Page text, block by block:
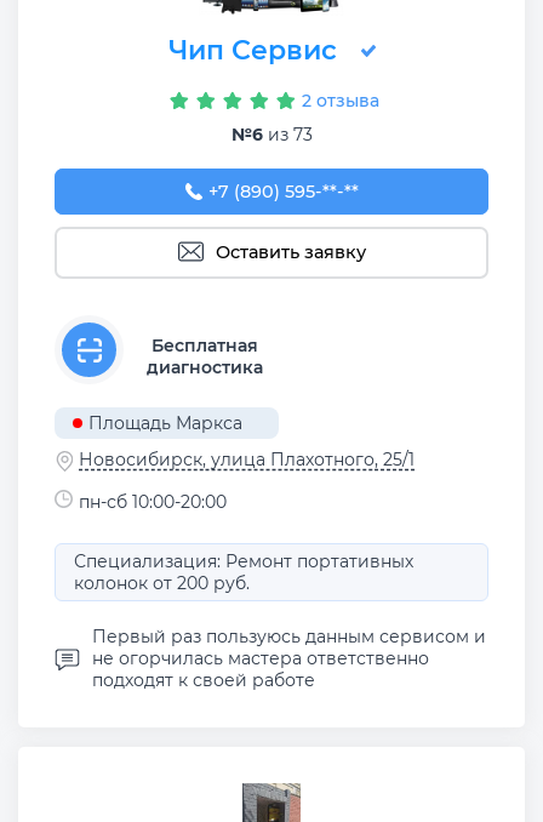
Чип Сервис
2 отзыва
№6из 73
+7 (890) 595-98-88
+7 (890) 595-**-**
Оставить заявку
Бесплатная
диагностика
Площадь Маркса
Новосибирск, улица Плахотного, 25/1
пн-сб 10:00-20:00
Специализация: Ремонт портативных
колонок от 200 руб.
Первый раз пользуюсь данным сервисом и
не огорчилась мастера ответственно
подходят к своей работе